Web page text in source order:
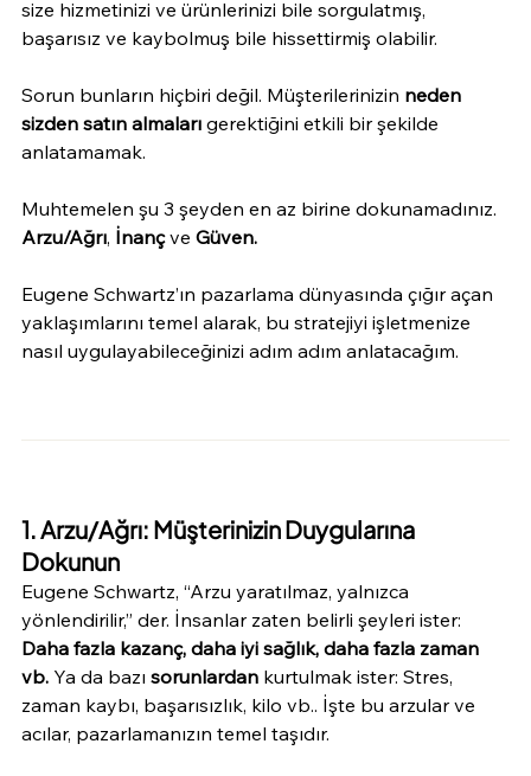
size hizmetinizi ve ürünlerinizi bile sorgulatmış,
başarısız ve kaybolmuş bile hissettirmiş olabilir.
Sorun bunların hiçbiri değil. Müşterilerinizin neden
sizden satın almaları gerektiğini etkili bir şekilde
anlatamamak.
Muhtemelen şu 3 şeyden en az birine dokunamadınız.
Arzu/Ağrı, İnanç ve Güven.
Eugene Schwartz’ın pazarlama dünyasında çığır açan
yaklaşımlarını temel alarak, bu stratejiyi işletmenize
nasıl uygulayabileceğinizi adım adım anlatacağım.
1. Arzu/Ağrı: Müşterinizin Duygularına
Dokunun
Eugene Schwartz, “Arzu yaratılmaz, yalnızca
yönlendirilir,” der. İnsanlar zaten belirli şeyleri ister:
Daha fazla kazanç, daha iyi sağlık, daha fazla zaman
vb. Ya da bazı sorunlardan kurtulmak ister: Stres,
zaman kaybı, başarısızlık, kilo vb.. İşte bu arzular ve
acılar, pazarlamanızın temel taşıdır.